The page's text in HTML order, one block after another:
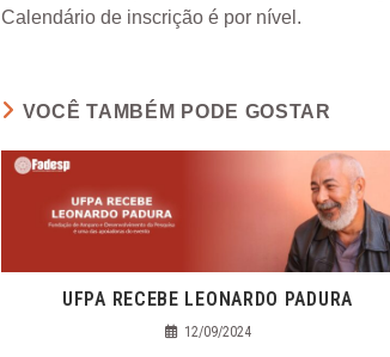
Calendário de inscrição é por nível.
VOCÊ TAMBÉM PODE GOSTAR
UFPA RECEBE LEONARDO PADURA
12/09/2024